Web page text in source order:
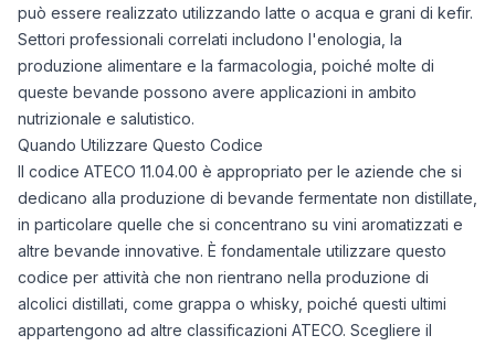
può essere realizzato utilizzando latte o acqua e grani di kefir.
Settori professionali correlati includono l'enologia, la
produzione alimentare e la farmacologia, poiché molte di
queste bevande possono avere applicazioni in ambito
nutrizionale e salutistico.
Quando Utilizzare Questo Codice
Il codice ATECO 11.04.00 è appropriato per le aziende che si
dedicano alla produzione di bevande fermentate non distillate,
in particolare quelle che si concentrano su vini aromatizzati e
altre bevande innovative. È fondamentale utilizzare questo
codice per attività che non rientrano nella produzione di
alcolici distillati, come grappa o whisky, poiché questi ultimi
appartengono ad altre classificazioni ATECO. Scegliere il